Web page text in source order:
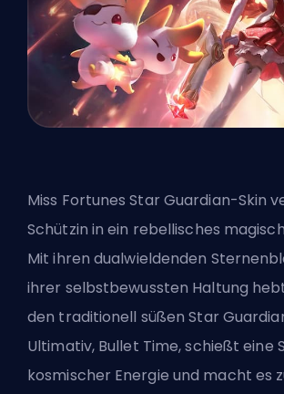
Miss Fortunes Star Guardian-Skin
Schützin in ein rebellisches
Mit ihren dualwieldenden
ihrer selbstbewussten Haltung
den traditionell süßen Star
Ultimativ, Bullet Time, schießt eine
kosmischer Energie und macht es